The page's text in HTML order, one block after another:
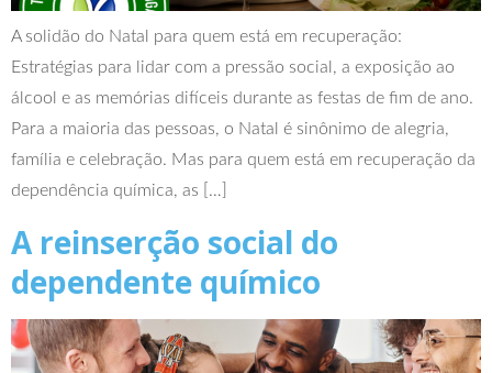
A solidão do Natal para quem está em recuperação:
Estratégias para lidar com a pressão social, a exposição ao
álcool e as memórias difíceis durante as festas de fim de ano.
Para a maioria das pessoas, o Natal é sinônimo de alegria,
família e celebração. Mas para quem está em recuperação da
dependência química, as […]
A reinserção social do
dependente químico